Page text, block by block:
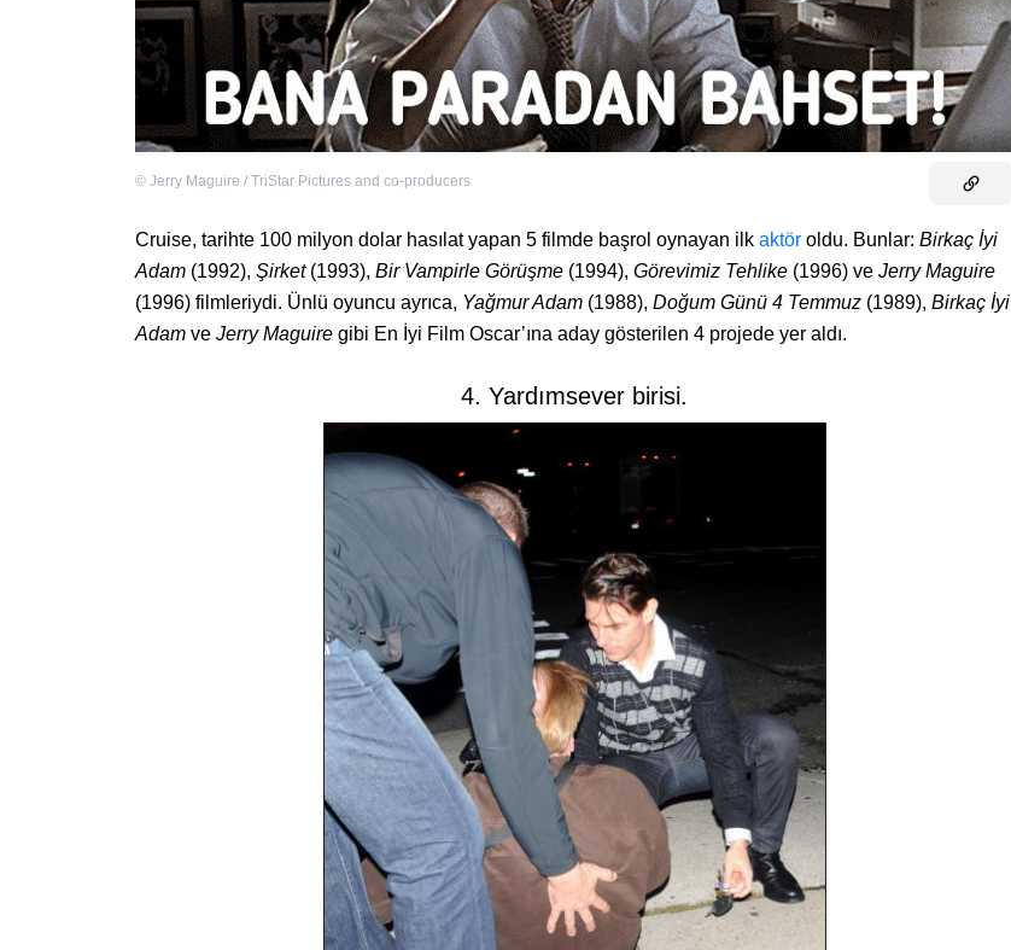
© Jerry Maguire / TriStar Pictures and co-producers
Cruise, tarihte 100 milyon dolar hasılat yapan 5 filmde başrol oynayan ilk aktör oldu. Bunlar: Birkaç İyi
Adam (1992), Şirket(1993), Bir Vampirle Görüşme (1994), Görevimiz Tehlike (1996) ve Jerry Maguire
(1996) filmleriydi. Ünlü oyuncu ayrıca, Yağmur Adam (1988), Doğum Günü 4 Temmuz (1989), Birkaç İyi
Adam ve Jerry Maguire gibi En İyi Film Oscar’ına aday gösterilen 4 projede yer aldı.
4. Yardımsever birisi.